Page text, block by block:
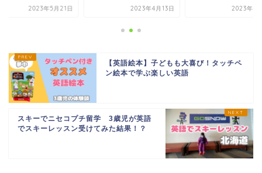
2023年5月21日 2023年4月13日 2023年4
【英語絵本】子どもも大喜び！タッチペ
ン絵本で学ぶ楽しい英語
スキーでニセコプチ留学 3歳児が英語
でスキーレッスン受けてみた結果！？